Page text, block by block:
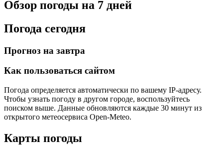
Обзор погоды на 7 дней
Погода сегодня
Прогноз на завтра
Как пользоваться сайтом
Погода определяется автоматически по вашему IP-адресу.
Чтобы узнать погоду в другом городе, воспользуйтесь
поиском выше. Данные обновляются каждые 30 минут из
открытого метеосервиса Open-Meteo.
Карты погоды